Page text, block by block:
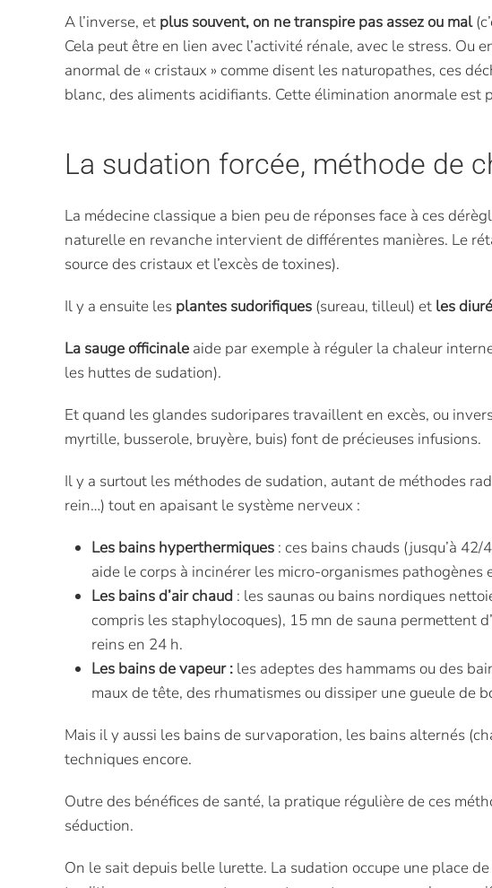
A l’inverse, et plus souvent, on ne transpire pas assez ou mal
Cela peut être en lien avec l’activité rénale, avec le stress. Ou
anormal de « cristaux » comme disent les naturopathes, ces
blanc, des aliments acidifiants. Cette élimination anormale est
La sudation forcée, méthode de
La médecine classique a bien peu de réponses face à ces
naturelle en revanche intervient de différentes manières. Le
source des cristaux et l’excès de toxines).
Il y a ensuite les plantes sudorifiques (sureau, tilleul) et les
La sauge officinale aide par exemple à réguler la chaleur
les huttes de sudation).
Et quand les glandes sudoripares travaillent en excès, ou
myrtille, busserole, bruyère, buis) font de précieuses infusions.
Il y a surtout les méthodes de sudation, autant de méthodes
rein…) tout en apaisant le système nerveux :
Les bains hyperthermiques : ces bains chauds (jusqu’à
aide le corps à incinérer les micro-organismes pathogènes
Les bains d’air chaud : les saunas ou bains nordiques
compris les staphylocoques), 15 mn de sauna permettent
reins en 24 h.
Les bains de vapeur : les adeptes des hammams ou des
maux de tête, des rhumatismes ou dissiper une gueule de
Mais il y aussi les bains de survaporation, les bains alternés
techniques encore.
Outre des bénéfices de santé, la pratique régulière de ces
séduction.
On le sait depuis belle lurette. La sudation occupe une place